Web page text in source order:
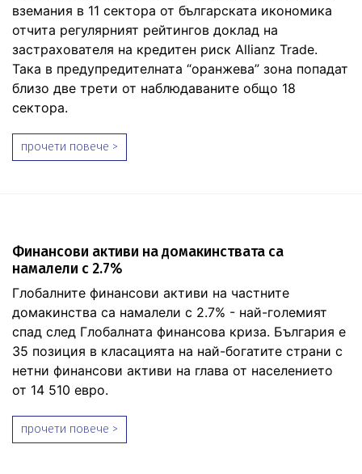
вземания в 11 сектора от българската икономика
отчита регулярният рейтингов доклад на
застрахователя на кредитен риск Allianz Trade.
Така в предупредителната “оранжева” зона попадат
близо две трети от наблюдаваните общо 18
сектора.
прочети повече >
Финансови активи на домакинствата са
намалели с 2.7%
Глобалните финансови активи на частните
домакинства са намалели с 2.7% - най-големият
спад след Глобалната финансова криза. България е
35 позиция в класацията на най-богатите страни с
нетни финансови активи на глава от населението
от 14 510 евро.
прочети повече >